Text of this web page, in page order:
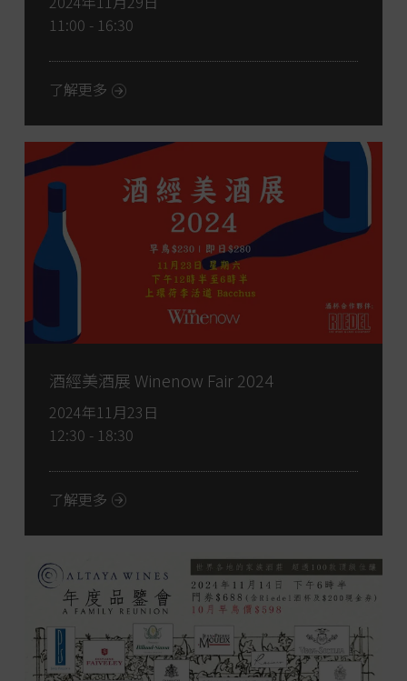
11:00 - 16:30
了解更多
酒經美酒展 Winenow Fair 2024
2024年11月23日
12:30 - 18:30
了解更多